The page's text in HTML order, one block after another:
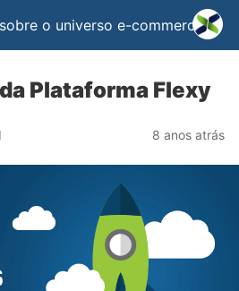
o universo e-commerce
Plataforma Flexy
8 anos atrás